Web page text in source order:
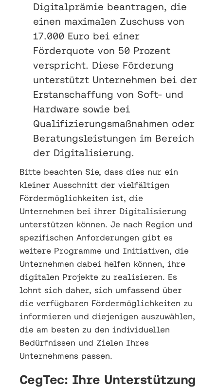
Digitalprämie beantragen, die
einen maximalen Zuschuss von
17.000 Euro bei einer
Förderquote von 50 Prozent
verspricht. Diese Förderung
unterstützt Unternehmen bei der
Erstanschaffung von Soft- und
Hardware sowie bei
Qualifizierungsmaßnahmen oder
Beratungsleistungen im Bereich
der Digitalisierung.
Bitte beachten Sie, dass dies nur ein
kleiner Ausschnitt der vielfältigen
Fördermöglichkeiten ist, die
Unternehmen bei ihrer Digitalisierung
unterstützen können. Je nach Region und
spezifischen Anforderungen gibt es
weitere Programme und Initiativen, die
Unternehmen dabei helfen können, ihre
digitalen Projekte zu realisieren. Es
lohnt sich daher, sich umfassend über
die verfügbaren Fördermöglichkeiten zu
informieren und diejenigen auszuwählen,
die am besten zu den individuellen
Bedürfnissen und Zielen Ihres
Unternehmens passen.
CegTec: Ihre Unterstützung